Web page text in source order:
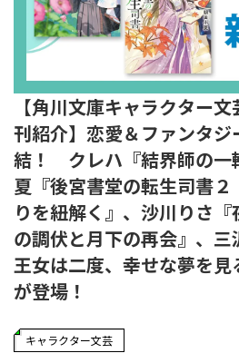
【角川文庫キャラクター
刊紹介】恋愛＆ファンタ
結！ クレハ『結界師の一
夏『後宮書堂の転生司書
りを紐解く』、沙川りさ
の調伏と月下の再会』、
王女は二度、幸せな夢を
が登場！
キャラクター文芸